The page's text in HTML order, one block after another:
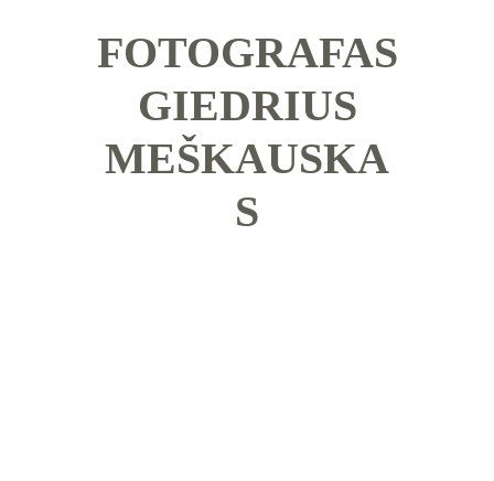
FOTOGRAFAS
GIEDRIUS
MEŠKAUSKA
S